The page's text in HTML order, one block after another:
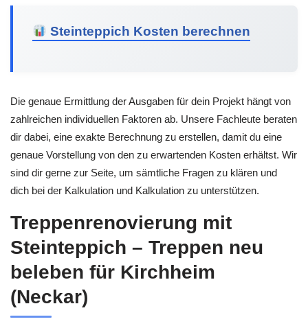
Steinteppich Kosten berechnen
Die genaue Ermittlung der Ausgaben für dein Projekt hängt von
zahlreichen individuellen Faktoren ab. Unsere Fachleute beraten
dir dabei, eine exakte Berechnung zu erstellen, damit du eine
genaue Vorstellung von den zu erwartenden Kosten erhältst. Wir
sind dir gerne zur Seite, um sämtliche Fragen zu klären und
dich bei der Kalkulation und Kalkulation zu unterstützen.
Treppenrenovierung mit
Steinteppich – Treppen neu
beleben für Kirchheim
(Neckar)